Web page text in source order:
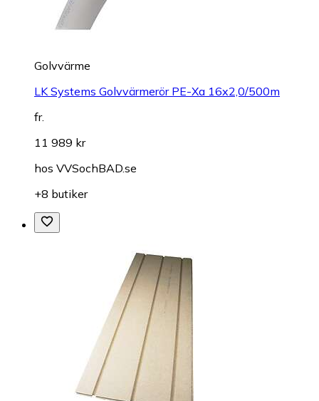
Golvvärme
LK Systems Golvvärmerör PE-Xa 16x2,0/500m
fr.
11 989 kr
hos VVSochBAD.se
+8 butiker